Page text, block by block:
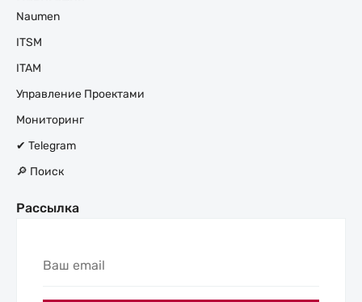
Naumen
ITSM
ITAM
Управление Проектами
Мониторинг
✔ Telegram
🔎 Поиск
Рассылка
Ваш